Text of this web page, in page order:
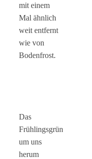
mit einem
Mal ähnlich
weit entfernt
wie von
Bodenfrost.
Das
Frühlingsgrün
um uns
herum